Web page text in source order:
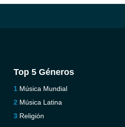
Top 5 Géneros
Música Mundial
Música Latina
Religión